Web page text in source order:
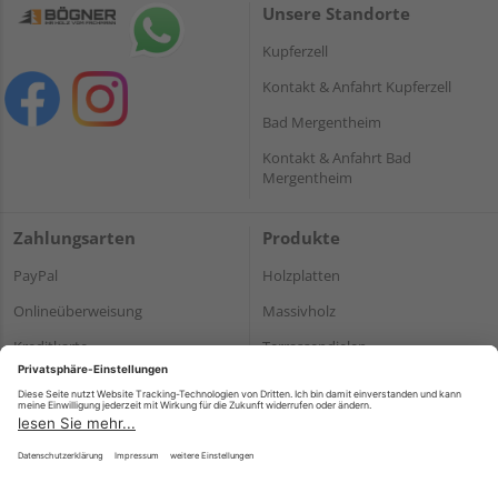
Unsere Standorte
Kupferzell
Kontakt & Anfahrt Kupferzell
Bad Mergentheim
Kontakt & Anfahrt Bad
Mergentheim
Zahlungsarten
PayPal
Onlineüberweisung
Kreditkarte
Rechnung*
*Bonität vorausgesetzt
Produkte
Holzplatten
Massivholz
Terrassendielen